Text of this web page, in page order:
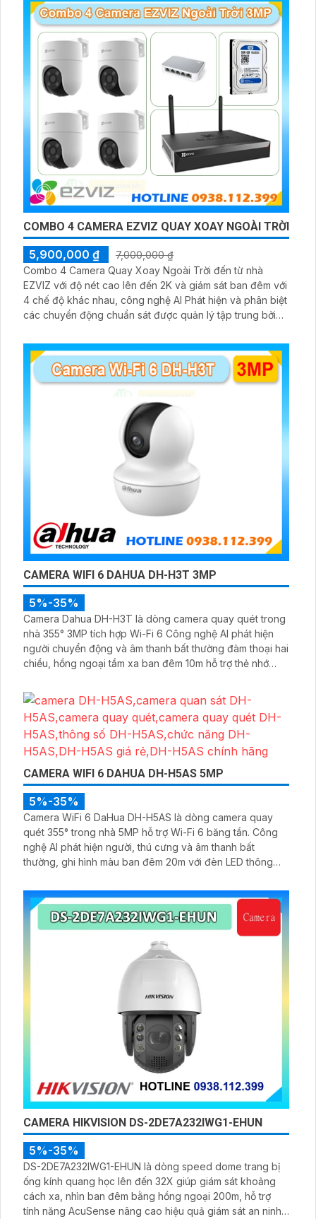
COMBO 4 CAMERA EZVIZ QUAY XOAY NGOÀI TRỜI
5,900,000 ₫
7,000,000 ₫
Combo 4 Camera Quay Xoay Ngoài Trời đến từ nhà
EZVIZ với độ nét cao lên đến 2K và giám sát ban đêm với
4 chế độ khác nhau, công nghệ AI Phát hiện và phân biệt
các chuyển động chuẩn sát được quản lý tập trung bởi
CAMERA WIFI 6 DAHUA DH-H3T 3MP
5%-35%
Camera Dahua DH-H3T là dòng camera quay quét trong
nhà 355° 3MP tích hợp Wi-Fi 6 Công nghệ AI phát hiện
người chuyển động và âm thanh bất thường đàm thoại hai
chiều, hồng ngoại tầm xa ban đêm 10m hỗ trợ thẻ nhớ
DMSS
CAMERA WIFI 6 DAHUA DH-H5AS 5MP
5%-35%
Camera WiFi 6 DaHua DH-H5AS là dòng camera quay
quét 355° trong nhà 5MP hỗ trợ Wi-Fi 6 băng tần. Công
nghệ AI phát hiện người, thú cưng và âm thanh bất
thường, ghi hình màu ban đêm 20m với đèn LED thông
dụng DMSS,
CAMERA HIKVISION DS-2DE7A232IWG1-EHUN
5%-35%
DS-2DE7A232IWG1-EHUN là dòng speed dome trang bị
ống kính quang học lên đến 32X giúp giám sát khoảng
cách xa, nhìn ban đêm bằng hồng ngoại 200m, hỗ trợ
tính năng AcuSense nâng cao hiệu quả giám sát an ninh,